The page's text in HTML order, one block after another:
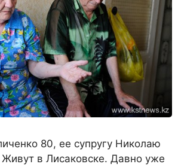
80, ее супругу Николаю
Живут в Лисаковске. Давно уже